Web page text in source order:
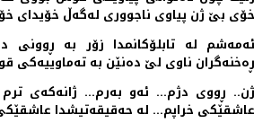
خۆی بێ ژن پیاوی ناجووری له‌گه‌ڵ
ئه‌مه‌شم له‌ تابلۆكانمدا زۆر به‌ ڕوونی
ڕه‌خنه‌گران ناوی لێ ده‌نێن به‌ ته‌ماوییه‌كی
ژن.. ڕووی دژم… ئه‌و به‌رم… ژانه‌كه‌ی
عاشقێكی خراپم… له‌ حه‌قیقه‌تیشدا